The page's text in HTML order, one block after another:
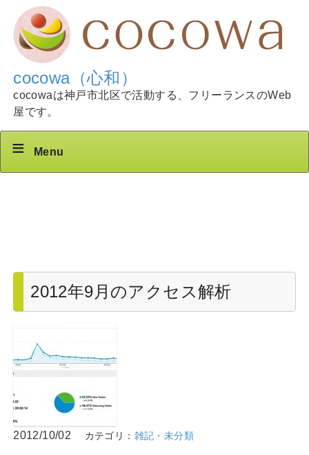
cocowa（心和）
cocowaは神戸市北区で活動する、フリーランスのWeb
屋です。
Menu
2012年9月のアクセス解析
2012/10/02 カテゴリ： 雑記・未分類